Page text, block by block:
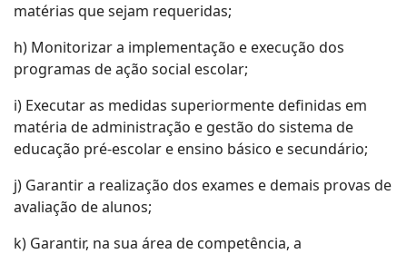
matérias que sejam requeridas;
h) Monitorizar a implementação e execução dos
programas de ação social escolar;
i) Executar as medidas superiormente definidas em
matéria de administração e gestão do sistema de
educação pré-escolar e ensino básico e secundário;
j) Garantir a realização dos exames e demais provas de
avaliação de alunos;
k) Garantir, na sua área de competência, a